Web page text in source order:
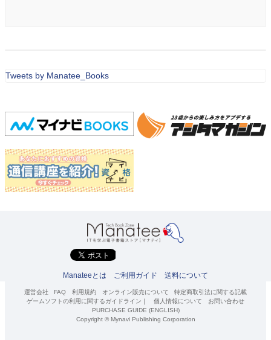
Tweets by Manatee_Books
Manateeとは ご利用ガイド 送料について
運営会社 FAQ 利用規約 オンライン販売について
特定商取引法に関する記載
ゲームソフトの利用に関するガイドライン ｜ 個人情報について
お問い合わせ
PURCHASE GUIDE (ENGLISH)
Copyright © Mynavi Publishing Corporation